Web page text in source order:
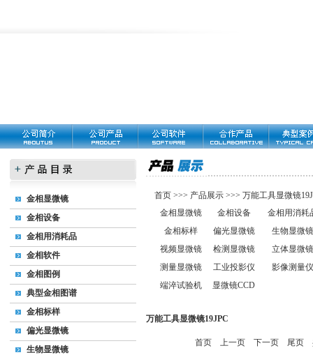
金相显微镜
金相设备
金相用消耗品
金相软件
金相图例
典型金相图谱
金相标样
偏光显微镜
生物显微镜
首页 >>> 产品展示 >>> 万能工具显微镜
金相显微镜
金相设备
金相用消耗
金相标样
偏光显微镜
生物显微镜
视频显微镜
检测显微镜
立体显微镜
测量显微镜
工业投影仪
影像测量仪
端淬试验机
显微镜CCD
万能工具显微镜19JPC
首页 上一页 下一页 尾页